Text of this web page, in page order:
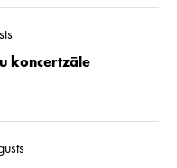
koncertzāle